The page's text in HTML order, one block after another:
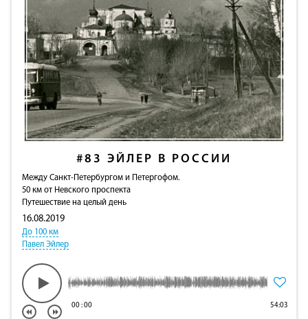
#83 ЭЙЛЕР В РОССИИ
Между Санкт-Петербургом и Петергофом.
50 км от Невского проспекта
Путешествие на целый день
16.08.2019
До 100 км
Павел Эйлер
00:00 54:03